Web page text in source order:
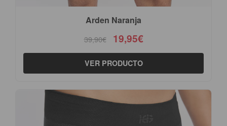
Arden Naranja
39,90€ 19,95€
VER PRODUCTO